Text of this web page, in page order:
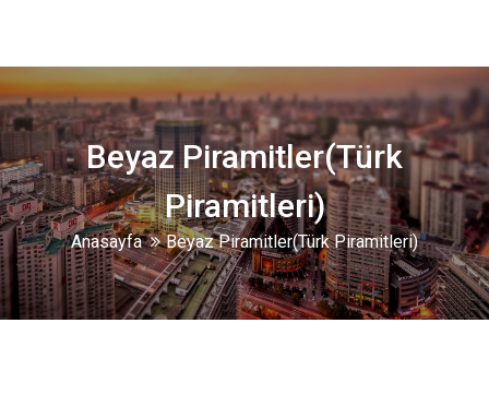
Beyaz Piramitler(Türk
Piramitleri)
Anasayfa Beyaz Piramitler(Türk Piramitleri)